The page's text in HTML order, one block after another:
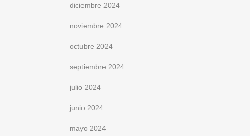
diciembre 2024
noviembre 2024
octubre 2024
septiembre 2024
julio 2024
junio 2024
mayo 2024